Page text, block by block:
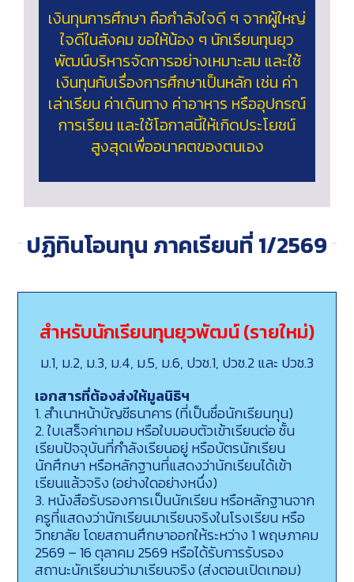
เงินทุนการศึกษา คือกำลังใจดี ๆ จากผู้ใหญ่
ใจดีในสังคม ขอให้น้อง ๆ นักเรียนทุนยุว
พัฒน์บริหารจัดการอย่างเหมาะสม และใช้
เงินทุนกับเรื่องการศึกษาเป็นหลัก เช่น ค่า
เล่าเรียน ค่าเดินทาง ค่าอาหาร หรืออุปกรณ์
การเรียน และใช้โอกาสนี้ให้เกิดประโยชน์
สูงสุดเพื่ออนาคตของตนเอง
ปฏิทินโอนทุน ภาคเรียนที่ 1/2569
สำหรับนักเรียนทุนยุวพัฒน์ (รายใหม่)
ม.1, ม.2, ม.3, ม.4, ม.5, ม.6, ปวช.1, ปวช.2 และ ปวช.3
เอกสารที่ต้องส่งให้มูลนิธิฯ
1. สำเนาหน้าบัญชีธนาคาร (ที่เป็นชื่อนักเรียนทุน)
2. ใบเสร็จค่าเทอม หรือใบมอบตัวเข้าเรียนต่อ ชั้น
เรียนปัจจุบันที่กำลังเรียนอยู่ หรือบัตรนักเรียน
นักศึกษา หรือหลักฐานที่แสดงว่านักเรียนได้เข้า
เรียนแล้วจริง (อย่างใดอย่างหนึ่ง)
3. หนังสือรับรองการเป็นนักเรียน หรือหลักฐานจาก
ครูที่แสดงว่านักเรียนมาเรียนจริงในโรงเรียน หรือ
วิทยาลัย โดยสถานศึกษาออกให้ระหว่าง 1 พฤษภาคม
2569 – 16 ตุลาคม 2569 หรือได้รับการรับรอง
สถานะนักเรียนว่ามาเรียนจริง (ส่งตอนเปิดเทอม)